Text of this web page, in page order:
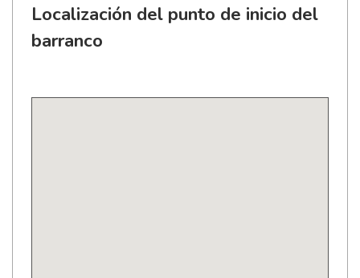
Localización del punto de inicio del
barranco